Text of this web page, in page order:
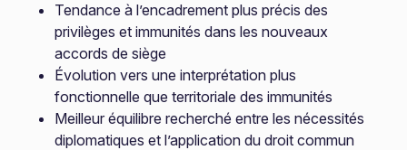
Tendance à l’encadrement plus précis des
privilèges et immunités dans les nouveaux
accords de siège
Évolution vers une interprétation plus
fonctionnelle que territoriale des immunités
Meilleur équilibre recherché entre les nécessités
diplomatiques et l’application du droit commun